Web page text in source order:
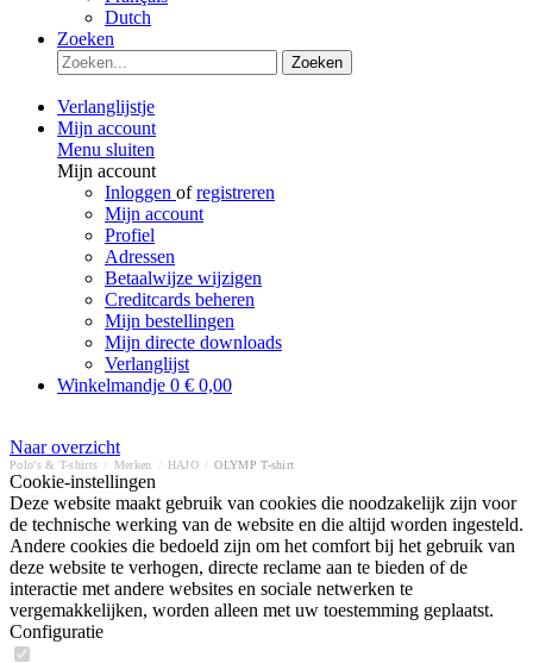
Dutch
Zoeken
Zoeken
Verlanglijstje
Mijn account
Menu sluiten
Mijn account
Inloggen ofregistreren
Mijn account
Profiel
Adressen
Betaalwijze wijzigen
Creditcards beheren
Mijn bestellingen
Mijn directe downloads
Verlanglijst
Winkelmandje 0 € 0,00
Naar overzicht
Polo's & T-shirts Merken HAJO OLYMP T-shirt
Cookie-instellingen
Deze website maakt gebruik van cookies die noodzakelijk zijn voor
de technische werking van de website en die altijd worden ingesteld.
Andere cookies die bedoeld zijn om het comfort bij het gebruik van
deze website te verhogen, directe reclame aan te bieden of de
interactie met andere websites en sociale netwerken te
vergemakkelijken, worden alleen met uw toestemming geplaatst.
Configuratie